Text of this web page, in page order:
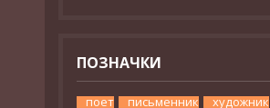
ПОЗНАЧКИ
поет письменник
художник